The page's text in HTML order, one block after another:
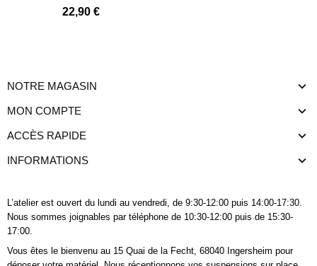
22,90 €
NOTRE MAGASIN
MON COMPTE
ACCÈS RAPIDE
INFORMATIONS
L’atelier est ouvert du lundi au vendredi, de 9:30-12:00 puis 14:00-17:30.
Nous sommes joignables par téléphone de 10:30-12:00 puis de 15:30-
17:00.
Vous êtes le bienvenu au 15 Quai de la Fecht, 68040 Ingersheim pour